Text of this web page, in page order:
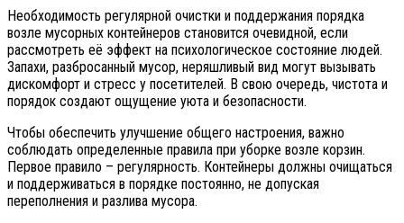
Необходимость регулярной очистки и поддержания порядка
возле мусорных контейнеров становится очевидной, если
рассмотреть её эффект на психологическое состояние людей.
Запахи, разбросанный мусор, неряшливый вид могут вызывать
дискомфорт и стресс у посетителей. В свою очередь, чистота и
порядок создают ощущение уюта и безопасности.
Чтобы обеспечить улучшение общего настроения, важно
соблюдать определенные правила при уборке возле корзин.
Первое правило – регулярность. Контейнеры должны очищаться
и поддерживаться в порядке постоянно, не допуская
переполнения и разлива мусора.